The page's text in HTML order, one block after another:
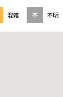
混雑 不 不明